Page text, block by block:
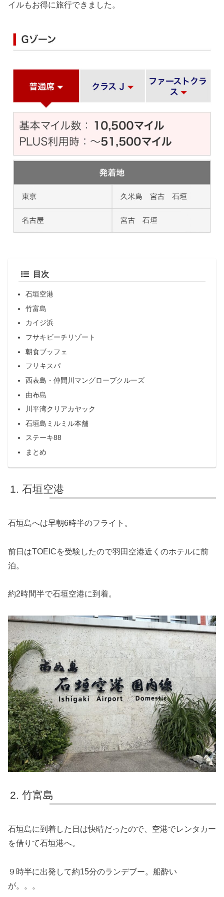
イルもお得に旅行できました。
目次
石垣空港
竹富島
カイジ浜
フサキビーチリゾート
朝食ブッフェ
フサキスパ
西表島・仲間川マングローブクルーズ
由布島
川平湾クリアカヤック
石垣島ミルミル本舗
ステーキ88
まとめ
石垣空港
石垣島へは早朝6時半のフライト。
前日はTOEICを受験したので羽田空港近くのホテルに前
泊。
約2時間半で石垣空港に到着。
竹富島
石垣島に到着した日は快晴だったので、空港でレンタカー
を借りて石垣港へ。
９時半に出発して約15分のランデブー。船酔い
が。。。